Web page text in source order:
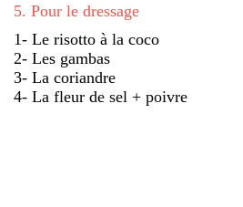
5. Pour le dressage
1- Le risotto à la coco
2- Les gambas
3- La coriandre
4- La fleur de sel + poivre